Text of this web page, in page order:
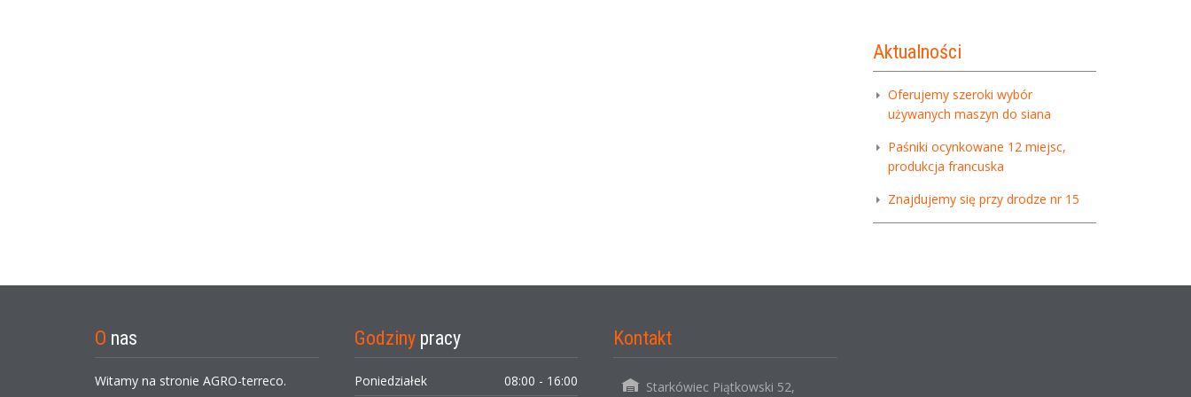
Aktualności
Oferujemy szeroki wybór
używanych maszyn do siana
Paśniki ocynkowane 12 miejsc,
produkcja francuska
Znajdujemy się przy drodze nr 15
O nas
Witamy na stronie AGRO-terreco.
Godziny pracy
Poniedziałek 08:00 - 16:00
Kontakt
Starkówiec Piątkowski 52,